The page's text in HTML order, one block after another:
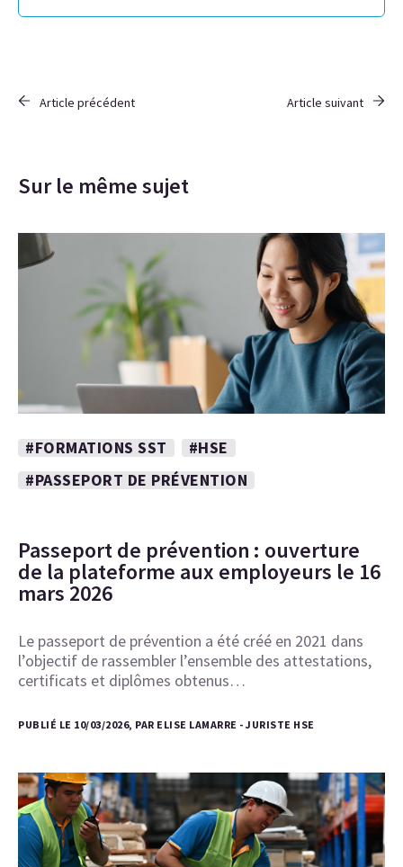
Article précédent Article suivant
Sur le même sujet
#FORMATIONS SST
#HSE
#PASSEPORT DE PRÉVENTION
Passeport de prévention : ouverture
de la plateforme aux employeurs le 16
mars 2026
Le passeport de prévention a été créé en 2021 dans
l’objectif de rassembler l’ensemble des attestations,
certificats et diplômes obtenus…
PUBLIÉ LE 10/03/2026, PAR ELISE LAMARRE - JURISTE HSE